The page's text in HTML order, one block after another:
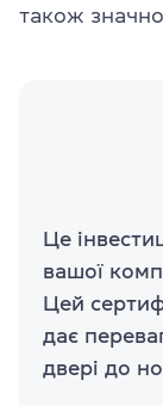
також
Це
вашої
Цей
дає
двері до